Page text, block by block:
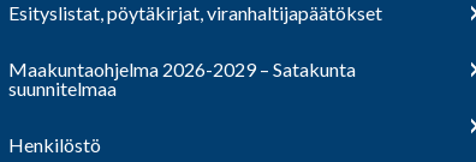
Esityslistat, pöytäkirjat, viranhaltijapäätökset
Maakuntaohjelma 2026-2029 – Satakunta
suunnitelmaa
Henkilöstö